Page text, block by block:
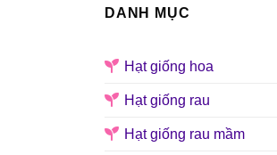
DANH MỤC
Hạt giống hoa
Hạt giống rau
Hạt giống rau mầm